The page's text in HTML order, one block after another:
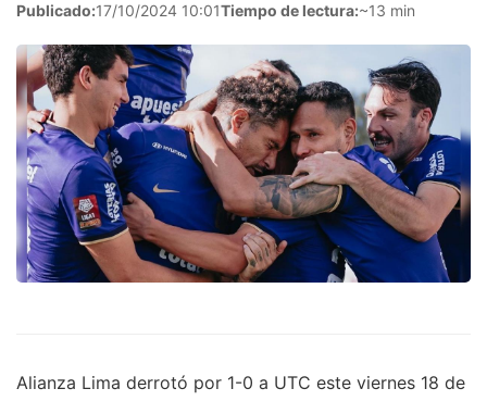
Publicado:17/10/2024 10:01Tiempo de lectura:~13 min
Alianza Lima derrotó por 1-0 a UTC este viernes 18 de